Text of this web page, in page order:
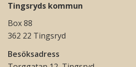
Tingsryds kommun
Box 88
362 22 Tingsryd
Besöksadress